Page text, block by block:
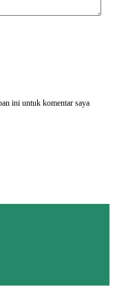
ini untuk komentar saya